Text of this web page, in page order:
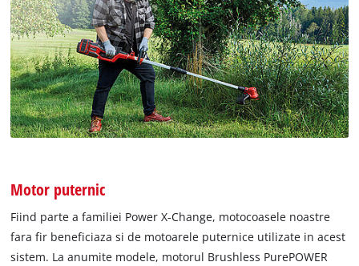
Motor puternic
Fiind parte a familiei Power X-Change, motocoasele noastre
fara fir beneficiaza si de motoarele puternice utilizate in acest
sistem. La anumite modele, motorul Brushless PurePOWER